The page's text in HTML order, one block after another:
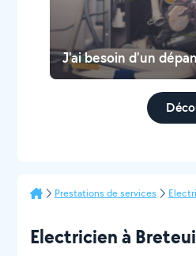
J'ai besoin d'un
Prestations de services
Electricien à